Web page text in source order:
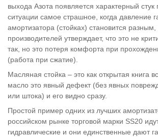
выхода Азота появляется характерный стук
ситуации самое страшное, когда давление
амортизатора (стойках) становится
производителей утверждает, что это не
так, но это потеря комфорта при
(работа при сжатие).
Масляная стойка – это как открытая книга
масло это явный дефект (без явных
или штока) и его видно сразу.
Простой пример одних из лучших
российском рынке торговой марки SS20
гидравлические и они единственные дают